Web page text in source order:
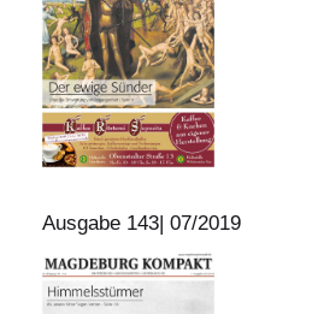
Ausgabe 143| 07/2019